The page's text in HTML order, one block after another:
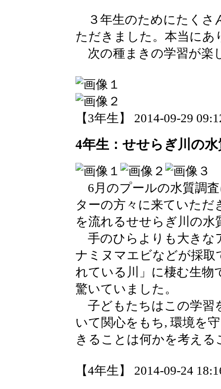
３年生のためにたくさ
ただきました。本当に
次の種まきの学習が楽
【3年生】 2014-09-29
4年生：せせらぎ川の
6月のプールの水質調
ターの方々に来ていただ
を流れるせせらぎ川の水
手のひらよりも大きな
ナミヌマエビなどが採取
れている川」に棲む生物
驚いていました。
子どもたちはこの学習
いて関心をもち, 環境を
きることは何かを考え
【4年生】 2014-09-24